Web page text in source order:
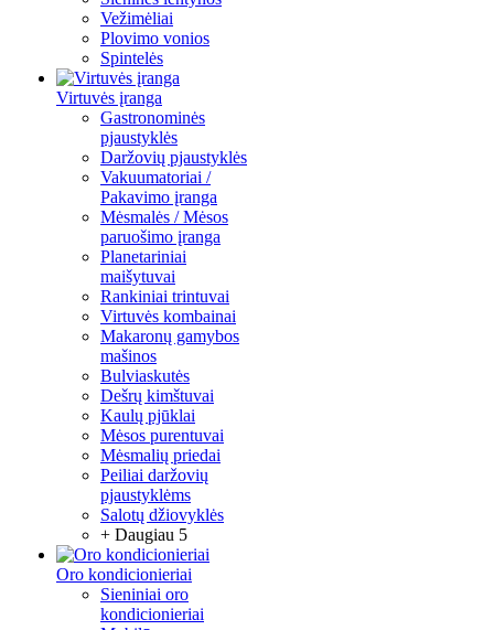
Vežimėliai
Plovimo vonios
Spintelės
Virtuvės įranga
Gastronominės
pjaustyklės
Daržovių pjaustyklės
Vakuumatoriai /
Pakavimo įranga
Mėsmalės / Mėsos
paruošimo įranga
Planetariniai
maišytuvai
Rankiniai trintuvai
Virtuvės kombainai
Makaronų gamybos
mašinos
Bulviaskutės
Dešrų kimštuvai
Kaulų pjūklai
Mėsos purentuvai
Mėsmalių priedai
Peiliai daržovių
pjaustyklėms
Salotų džiovyklės
+ Daugiau 5
Oro kondicionieriai
Sieniniai oro
kondicionieriai